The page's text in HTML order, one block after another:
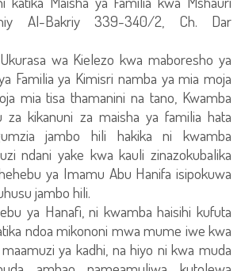
Al-Bakriy 339-340/2, Ch. Dar
wa Kielezo kwa maboresho ya
Familia ya Kimisri namba ya mia moja
mia tisa thamanini na tano, Kwamba
za kikanuni za maisha ya familia hata
jambo hili hakika ni kwamba
ndani yake kwa kauli zinazokubalika
ya Imamu Abu Hanifa isipokuwa
jambo hili.
ya Hanafi, ni kwamba haisihi kufuta
ndoa mikononi mwa mume iwe kwa
ya kadhi, na hiyo ni kwa muda